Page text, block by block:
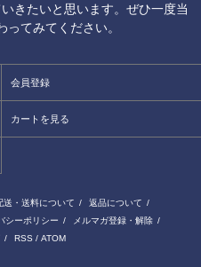
きたいと思います。ぜひ一度当
ってみてください。
会員登録
カートを見る
送・送料について / 返品について /
シーポリシー / メルマガ登録・解除 /
/ RSS / ATOM